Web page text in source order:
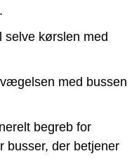
selve kørslen med
med bussen
begreb for
busser, der betjener